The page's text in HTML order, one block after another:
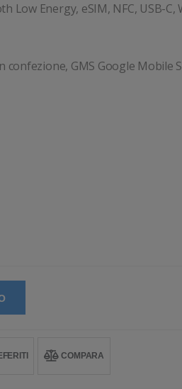
Low Energy, eSIM, NFC, USB-C,
GMS Google Mobile
COMPARA